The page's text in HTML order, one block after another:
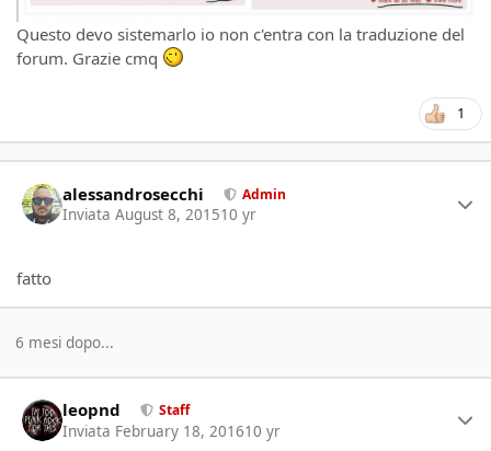
Questo devo sistemarlo io non c'entra con la traduzione del
forum. Grazie cmq
1
alessandrosecchi Admin
Inviata August 8, 201510 yr
fatto
6 mesi dopo...
leopnd Staff
Inviata February 18, 201610 yr